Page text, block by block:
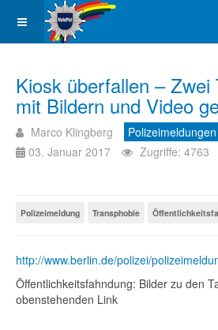
Kiosk überfallen – Zwei
mit Bildern und Video
Marco Klingberg
Polizeimeldungen
03. Januar 2017
Zugriffe: 4763
Polizeimeldung Transphobie
http://www.berlin.de/polizei/
Öffentlichkeitsfahndung: Bilder zu den
obenstehenden Link